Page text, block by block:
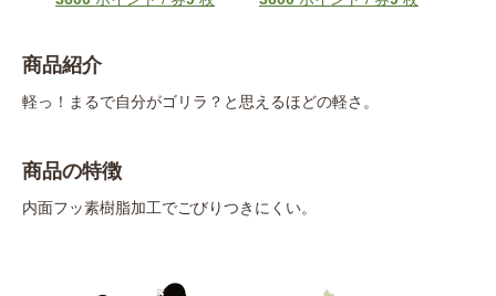
商品紹介
軽っ！まるで自分がゴリラ？と思えるほどの軽さ。
商品の特徴
内面フッ素樹脂加工でごびりつきにくい。